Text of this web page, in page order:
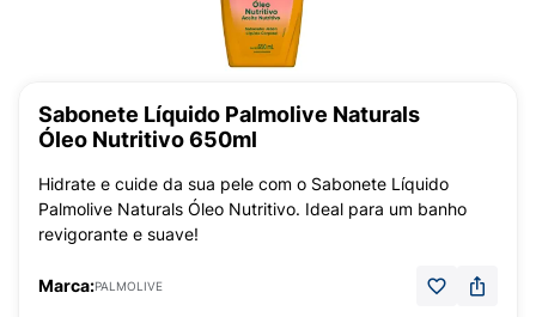
Sabonete Líquido Palmolive Naturals
Óleo Nutritivo 650ml
Hidrate e cuide da sua pele com o Sabonete Líquido
Palmolive Naturals Óleo Nutritivo. Ideal para um banho
revigorante e suave!
Marca:PALMOLIVE